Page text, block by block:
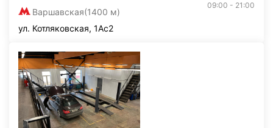
Варшавская(1400 м)
09:00 - 21:00
ул. Котляковская, 1Ас2